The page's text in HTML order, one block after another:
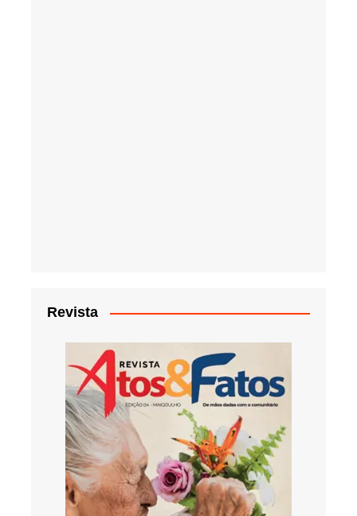
Revista